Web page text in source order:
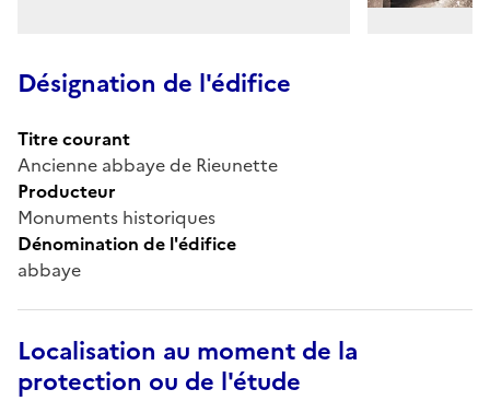
Désignation de l'édifice
Titre courant
Ancienne abbaye de Rieunette
Producteur
Monuments historiques
Dénomination de l'édifice
abbaye
Localisation au moment de la
protection ou de l'étude